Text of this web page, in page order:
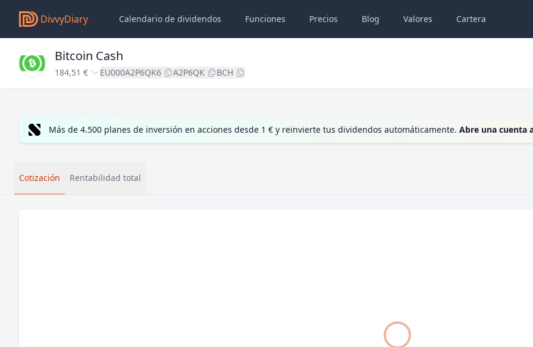
DivvyDiary Calendario de dividendos Funciones Precios Blog Valores Cartera
Bitcoin Cash
184,51 € EU000A2P6QK6 A2P6QK BCH
Más de 4.500 planes de inversión en acciones desde 1 € y reinvierte tus dividendos automáticamente. Abre una cuenta
Cotización Rentabilidad total